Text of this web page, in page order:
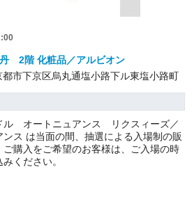
2階 化粧品／アルビオン
市下京区烏丸通塩小路下ル東塩小路町
ル オートニュアンス リクスィーズ／
ス は当面の間、抽選による入場制の販
購入をご希望のお客様は、ご入場の時
ください。